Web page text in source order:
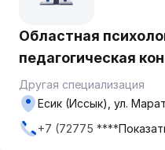
Областная
педагогическая
Другая специализация
Есик (Иссык), ул.
+7 (72775 ****